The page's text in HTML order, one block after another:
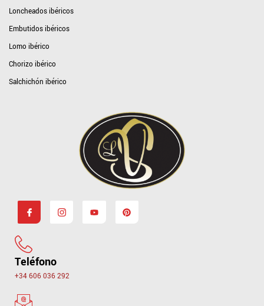
Loncheados ibéricos
Embutidos ibéricos
Lomo ibérico
Chorizo ibérico
Salchichón ibérico
Teléfono
+34 606 036 292